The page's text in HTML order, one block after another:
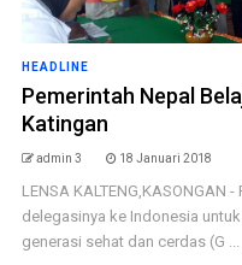
HEADLINE
Pemerintah Nepal
Katingan
admin 3 18 Januari 2018
LENSA KALTENG,KASONGAN
delegasinya ke Indonesia
generasi sehat dan cerdas (G ...